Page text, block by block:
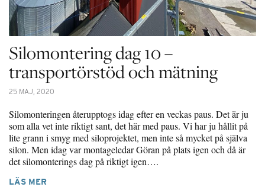
Silomontering dag 10 –
transportörstöd och mätning
25 MAJ, 2020
Silomonteringen återupptogs idag efter en veckas paus. Det är ju
som alla vet inte riktigt sant, det här med paus. Vi har ju hållit på
lite grann i smyg med siloprojektet, men inte så mycket på själva
silon. Men idag var montageledar Göran på plats igen och då är
det silomonterings dag på riktigt igen….
LÄS MER